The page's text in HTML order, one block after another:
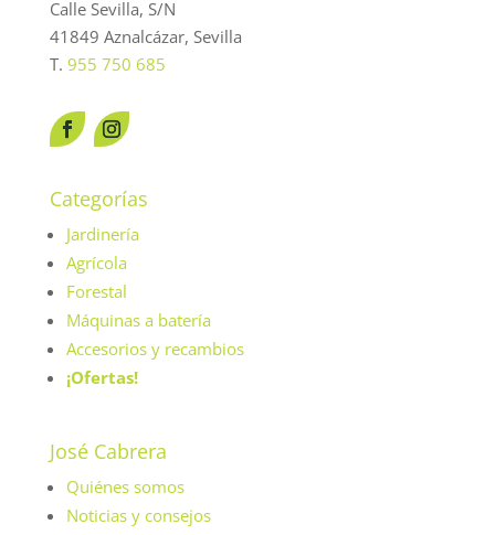
Calle Sevilla, S/N
41849 Aznalcázar, Sevilla
T. 955 750 685
Categorías
Jardinería
Agrícola
Forestal
Máquinas a batería
Accesorios y recambios
¡Ofertas!
José Cabrera
Quiénes somos
Noticias y consejos